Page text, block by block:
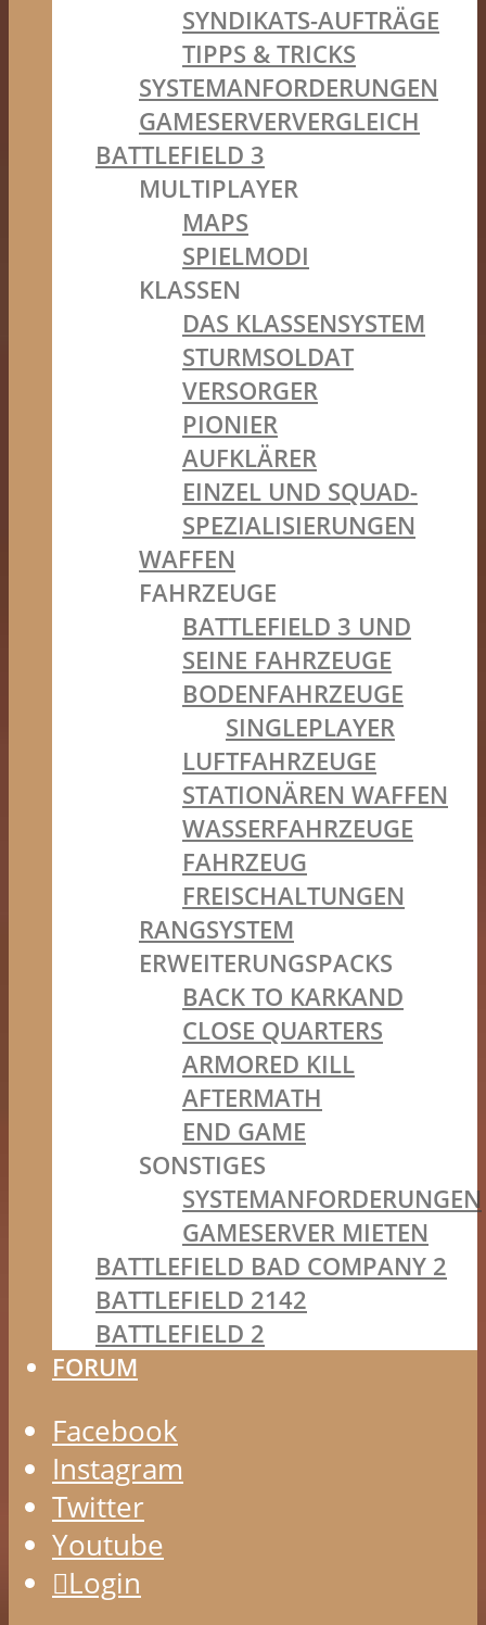
SYNDIKATS-AUFTRÄGE
TIPPS & TRICKS
SYSTEMANFORDERUNGEN
GAMESERVERVERGLEICH
BATTLEFIELD 3
MULTIPLAYER
MAPS
SPIELMODI
KLASSEN
DAS KLASSENSYSTEM
STURMSOLDAT
VERSORGER
PIONIER
AUFKLÄRER
EINZEL UND SQUAD-
SPEZIALISIERUNGEN
WAFFEN
FAHRZEUGE
BATTLEFIELD 3 UND
SEINE FAHRZEUGE
BODENFAHRZEUGE
SINGLEPLAYER
LUFTFAHRZEUGE
STATIONÄREN WAFFEN
WASSERFAHRZEUGE
FAHRZEUG
FREISCHALTUNGEN
RANGSYSTEM
ERWEITERUNGSPACKS
BACK TO KARKAND
CLOSE QUARTERS
ARMORED KILL
AFTERMATH
END GAME
SONSTIGES
SYSTEMANFORDERUNGEN
GAMESERVER MIETEN
BATTLEFIELD BAD COMPANY 2
BATTLEFIELD 2142
BATTLEFIELD 2
FORUM
Facebook
Instagram
Twitter
Youtube
Login